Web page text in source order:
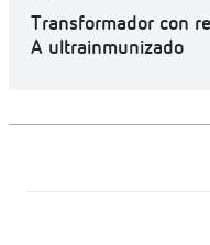
Transformador con
A ultrainmunizado